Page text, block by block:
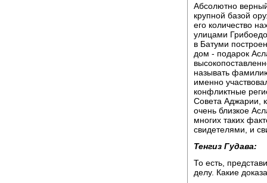
Абсолютно
крупной базой
его количество
улицами
в Батуми
дом - подарок
называть
именно
конфликтные
Совета Аджарии,
очень близкое
многих таких
свидетелями, и
Тенгиз Гудава:
То есть,
делу. Какие